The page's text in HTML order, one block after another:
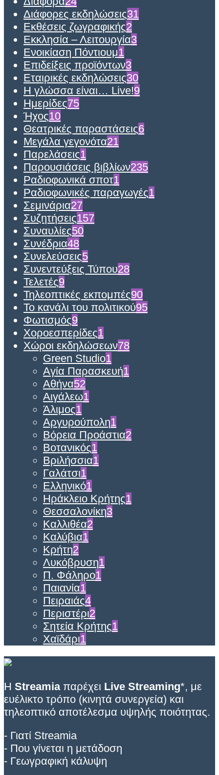
Διάφορες εκδηλώσεις31
Εκθέσεις ζωγραφικής2
Εκκλησία – Λειτουργία3
Ενοικίαση Πόντιουμ1
Επιδείξεις προϊόντων3
Εταιρικές εκδηλώσεις30
Η γλώσσα είναι… Live!9
Ημερίδες75
Ήχος10
Θεατρικές παραστάσεις6
Μεγάλα γεγονότα21
Παρελάσεις1
Παρουσιάσεις βιβλίων235
Ραδιοφωνικά σποτ1
Ραδιοφωνικές παραγωγές1
Σεμινάρια27
Συζητήσεις157
Συναυλίες50
Συνέδρια48
Συνελεύσεις5
Συνεντεύξεις Τύπου28
Τελετές9
Τηλεοπτικές εκπομπές90
Το κανάλι του πολιτικού95
Φωτισμός9
Χοροεσπερίδες1
Χώροι εκδηλώσεων78
Green Studio1
Αγία Παρασκευή1
Αθήνα52
Αιγάλεω1
Άλιμος1
Αργυρούπολη1
Βόρεια Προάστια2
Βοτανικός1
Βριλήσσια1
Γαλάτσι1
Ελληνικό1
Ηράκλειο Κρήτης1
Θεσσαλονίκη3
Καλλιθέα2
Καλύβια1
Κρήτη2
Λυκόβρυση1
Π. Φάληρο1
Παιανία1
Πειραιάς4
Περιστέρι2
Σητεία Κρήτης1
Χαϊδάρι1
Η Streamiaπαρέχει Live Streaming*, με
ευέλικτο τρόπο (κινητά συνεργεία) και
τηλεοπτικό αποτέλεσμα υψηλής ποιότητας.
- Γιατί Streamia
- Που γίνεται η μετάδοση
- Γεωγραφική κάλυψη